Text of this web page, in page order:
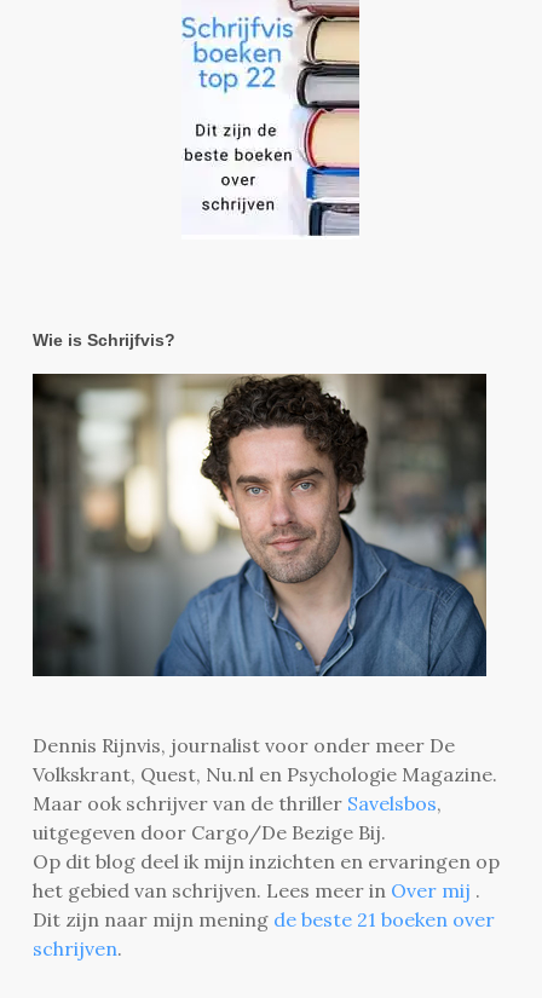
Wie is Schrijfvis?
Dennis Rijnvis, journalist voor onder meer De
Volkskrant, Quest, Nu.nl en Psychologie Magazine.
Maar ook schrijver van de thriller Savelsbos,
uitgegeven door Cargo/De Bezige Bij.
Op dit blog deel ik mijn inzichten en ervaringen op
het gebied van schrijven. Lees meer in Over mij .
Dit zijn naar mijn mening de beste 21 boeken over
schrijven.